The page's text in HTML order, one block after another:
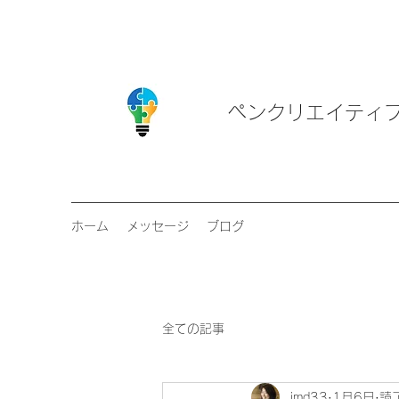
ペンクリエイティ
ホーム メッセージ ブログ
全ての記事